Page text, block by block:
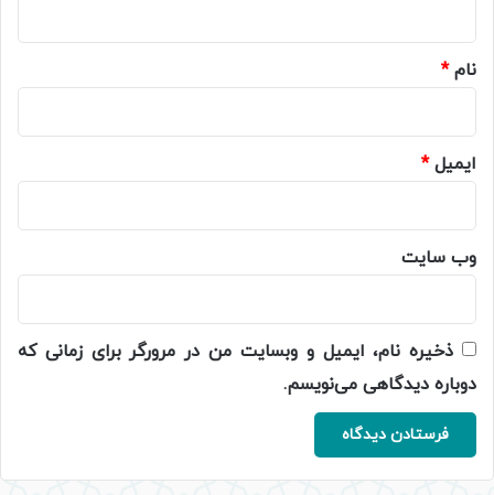
نام*
ایمیل*
وب‌ سایت
ذخیره نام، ایمیل و وبسایت من در مرورگر برای زمانی که
دوباره دیدگاهی می‌نویسم.